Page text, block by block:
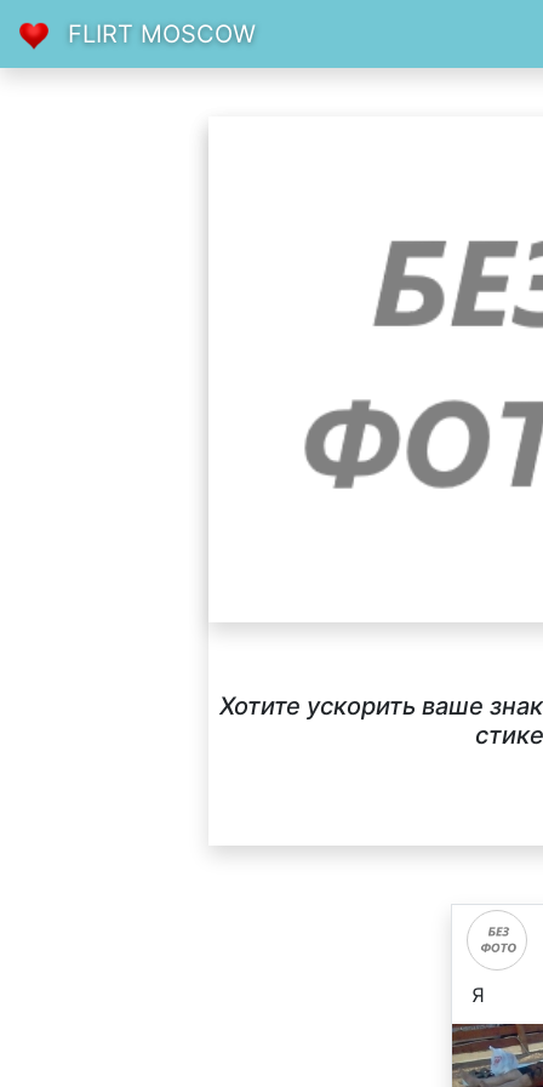
FLIRT MOSCOW
Хотите ускорить ваше
Я